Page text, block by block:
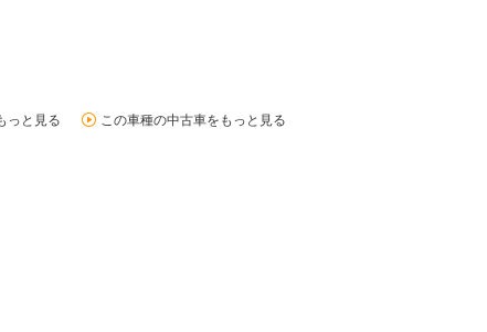
っと見る この車種の中古車をもっと見る